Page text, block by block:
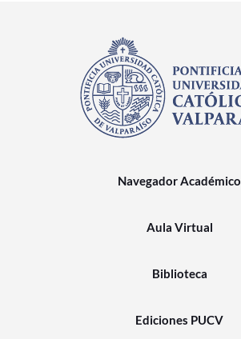
Navegador Académico
Aula Virtual
Biblioteca
Ediciones PUCV